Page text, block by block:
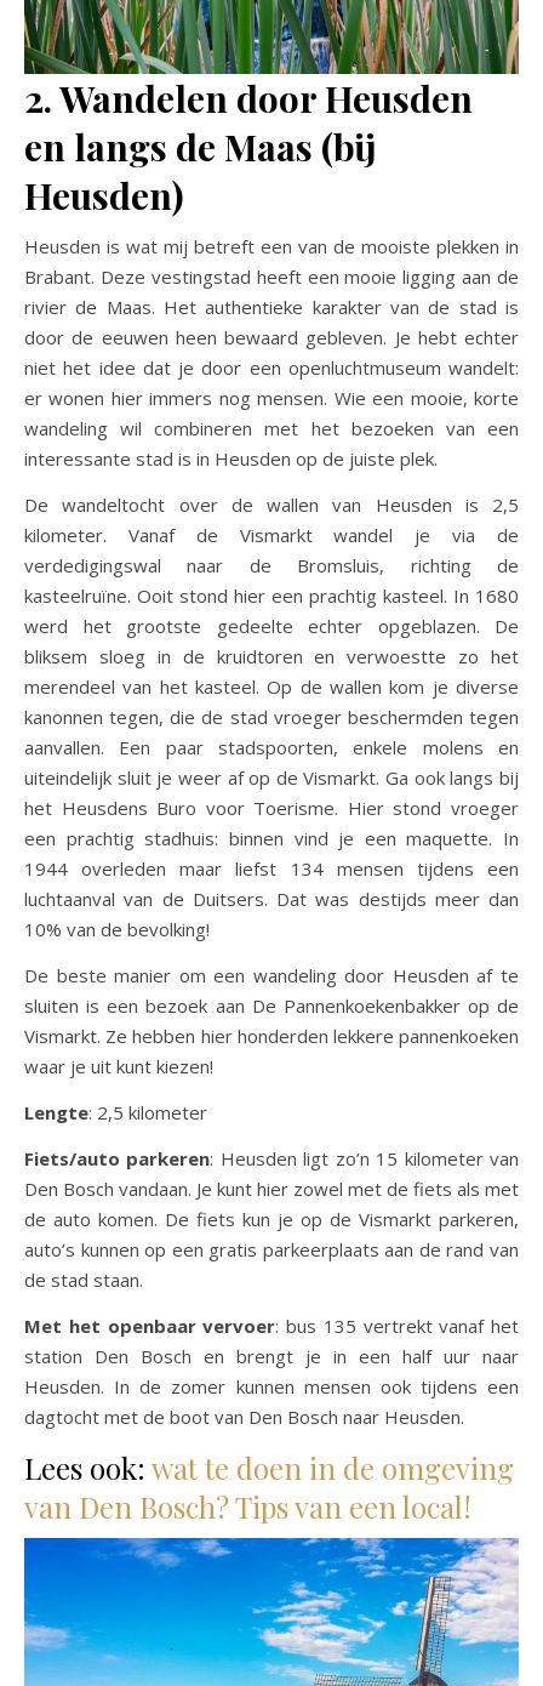
2. Wandelen door Heusden
en langs de Maas (bij
Heusden)
Heusden is wat mij betreft een van de mooiste plekken in
Brabant. Deze vestingstad heeft een mooie ligging aan de
rivier de Maas. Het authentieke karakter van de stad is
door de eeuwen heen bewaard gebleven. Je hebt echter
niet het idee dat je door een openluchtmuseum wandelt:
er wonen hier immers nog mensen. Wie een mooie, korte
wandeling wil combineren met het bezoeken van een
interessante stad is in Heusden op de juiste plek.
De wandeltocht over de wallen van Heusden is 2,5
kilometer. Vanaf de Vismarkt wandel je via de
verdedigingswal naar de Bromsluis, richting de
kasteelruïne. Ooit stond hier een prachtig kasteel. In 1680
werd het grootste gedeelte echter opgeblazen. De
bliksem sloeg in de kruidtoren en verwoestte zo het
merendeel van het kasteel. Op de wallen kom je diverse
kanonnen tegen, die de stad vroeger beschermden tegen
aanvallen. Een paar stadspoorten, enkele molens en
uiteindelijk sluit je weer af op de Vismarkt. Ga ook langs bij
het Heusdens Buro voor Toerisme. Hier stond vroeger
een prachtig stadhuis: binnen vind je een maquette. In
1944 overleden maar liefst 134 mensen tijdens een
luchtaanval van de Duitsers. Dat was destijds meer dan
10% van de bevolking!
De beste manier om een wandeling door Heusden af te
sluiten is een bezoek aan De Pannenkoekenbakker op de
Vismarkt. Ze hebben hier honderden lekkere pannenkoeken
waar je uit kunt kiezen!
Lengte: 2,5 kilometer
Fiets/auto parkeren: Heusden ligt zo’n 15 kilometer van
Den Bosch vandaan. Je kunt hier zowel met de fiets als met
de auto komen. De fiets kun je op de Vismarkt parkeren,
auto’s kunnen op een gratis parkeerplaats aan de rand van
de stad staan.
Met het openbaar vervoer: bus 135 vertrekt vanaf het
station Den Bosch en brengt je in een half uur naar
Heusden. In de zomer kunnen mensen ook tijdens een
dagtocht met de boot van Den Bosch naar Heusden.
Lees ook: wat te doen in de omgeving
van Den Bosch? Tips van een local!